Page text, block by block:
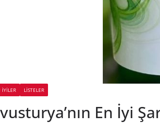
İYILER LİSTELER
En İyi